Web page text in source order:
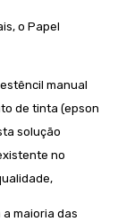
o Papel
manual
de tinta (epson
solução
no
a maioria das